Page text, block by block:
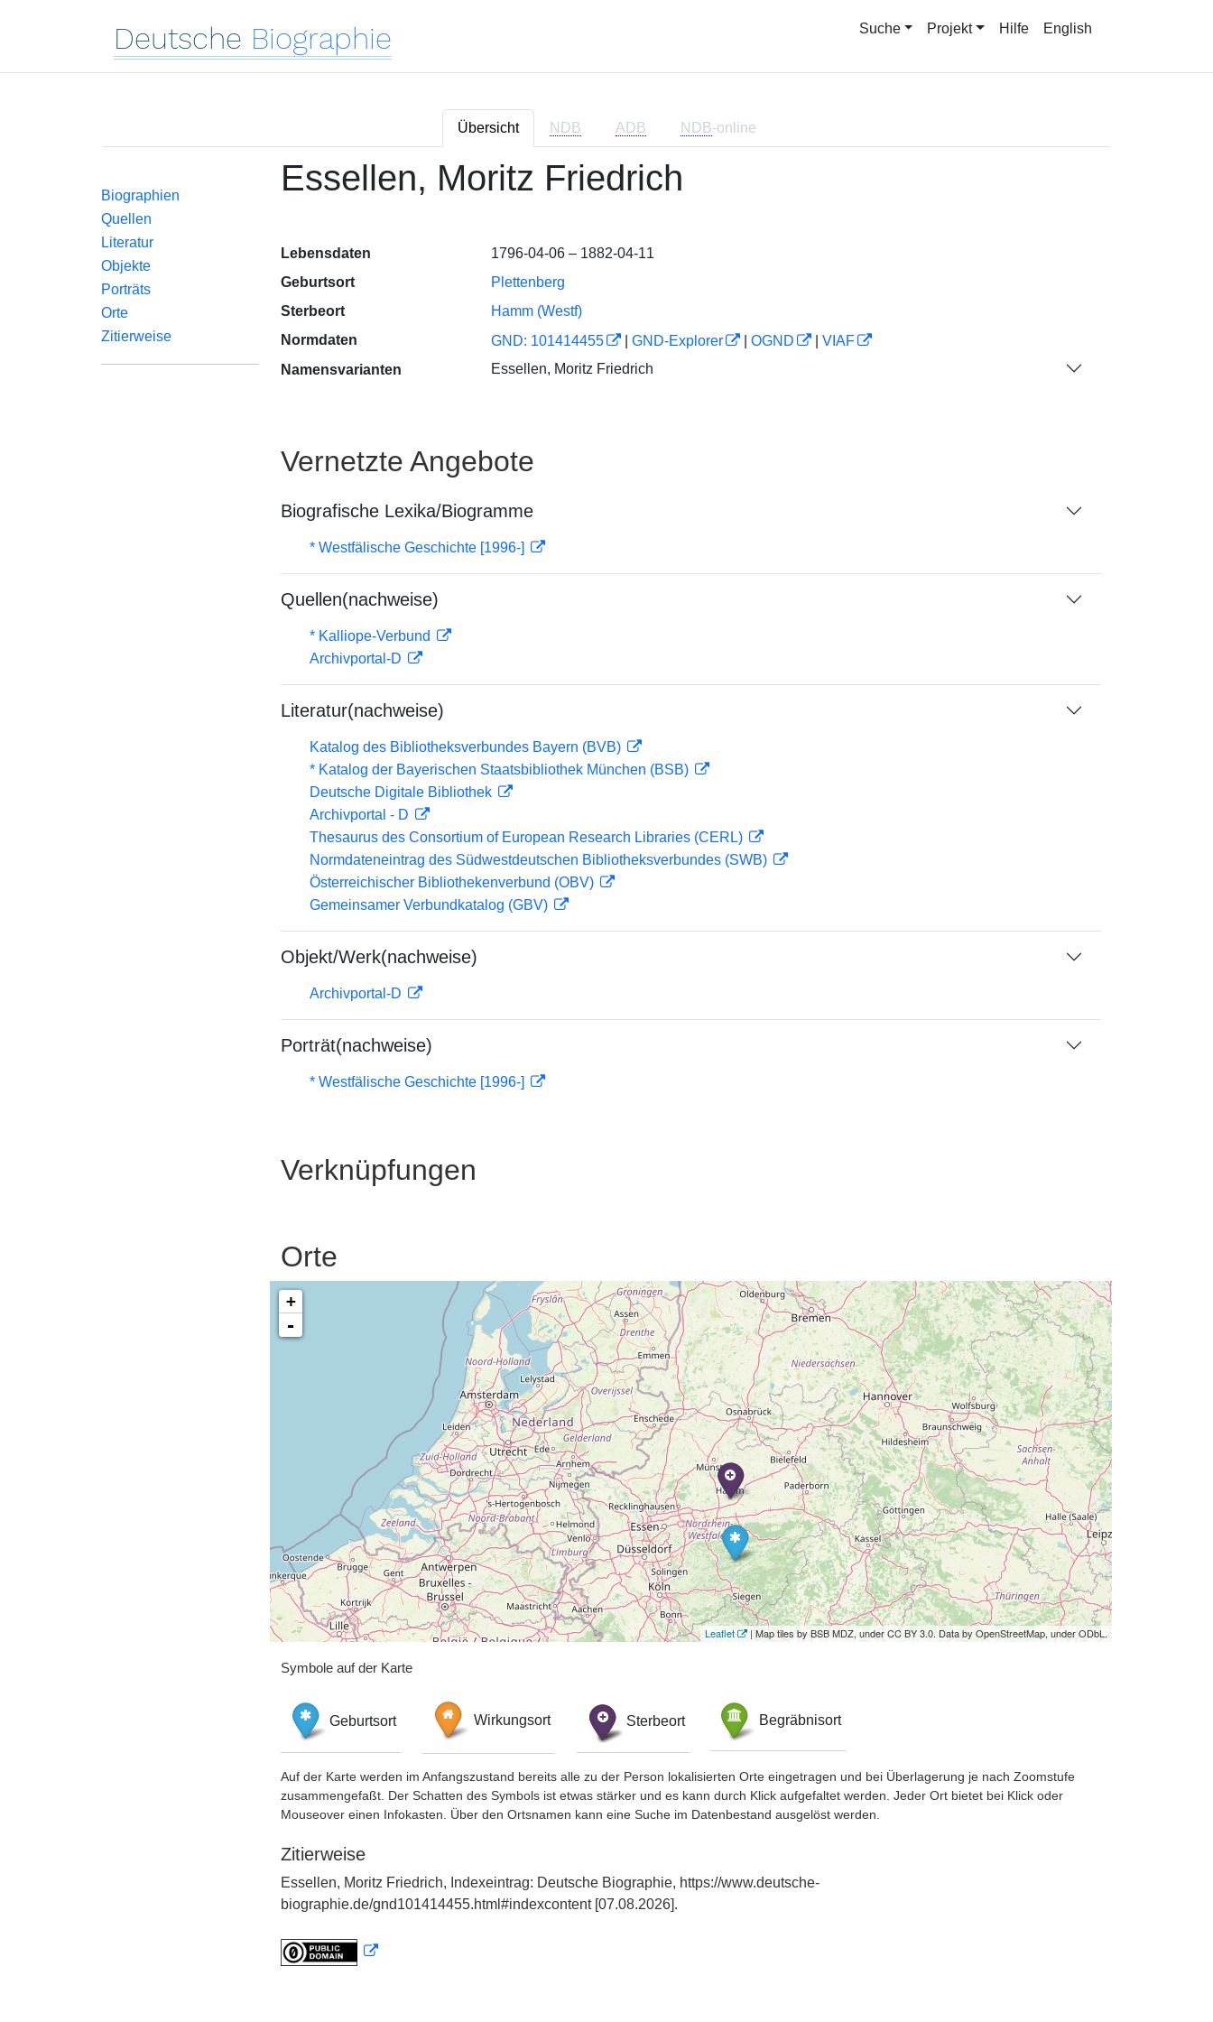
Deutsche Biographie Suche Projekt Hilfe English
Übersicht NDB ADB NDB-online
Biographien
Quellen
Literatur
Objekte
Porträts
Orte
Zitierweise
Essellen, Moritz Friedrich
Lebensdaten
1796-04-06 – 1882-04-11
Geburtsort
Plettenberg
Sterbeort
Hamm (Westf)
Normdaten
GND: 101414455 GND-Explorer OGND
VIAF
Namensvarianten
Essellen, Moritz Friedrich
Vernetzte Angebote
Biografische Lexika/Biogramme
* Westfälische Geschichte [1996-]
Quellen(nachweise)
* Kalliope-Verbund
Archivportal-D
Literatur(nachweise)
Katalog des Bibliotheksverbundes Bayern (BVB)
* Katalog der Bayerischen Staatsbibliothek München (BSB)
Deutsche Digitale Bibliothek
Archivportal - D
Thesaurus des Consortium of European Research Libraries (CERL)
Normdateneintrag des Südwestdeutschen Bibliotheksverbundes (SWB)
Österreichischer Bibliothekenverbund (OBV)
Gemeinsamer Verbundkatalog (GBV)
Objekt/Werk(nachweise)
Archivportal-D
Porträt(nachweise)
* Westfälische Geschichte [1996-]
Verknüpfungen
Orte
+
-
Leaflet | Map tiles by BSB MDZ, under CC BY 3.0. Data by OpenStreetMap, under ODbL.
Symbole auf der Karte
Geburtsort Wirkungsort Sterbeort Begräbnisort
Auf der Karte werden im Anfangszustand bereits alle zu der Person lokalisierten Orte eingetragen und bei Überlagerung je nach Zoomstufe
zusammengefaßt. Der Schatten des Symbols ist etwas stärker und es kann durch Klick aufgefaltet werden. Jeder Ort bietet bei Klick oder
Mouseover einen Infokasten. Über den Ortsnamen kann eine Suche im Datenbestand ausgelöst werden.
Zitierweise
Essellen, Moritz Friedrich, Indexeintrag: Deutsche Biographie, https://www.deutsche-
biographie.de/gnd101414455.html#indexcontent [07.08.2026].